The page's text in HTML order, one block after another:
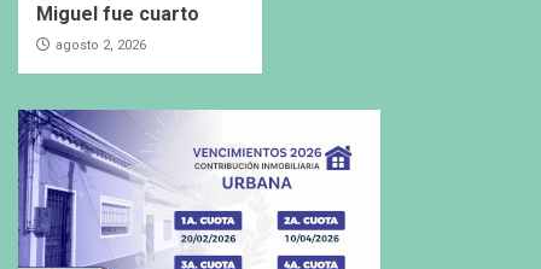
Miguel fue cuarto
agosto 2, 2026